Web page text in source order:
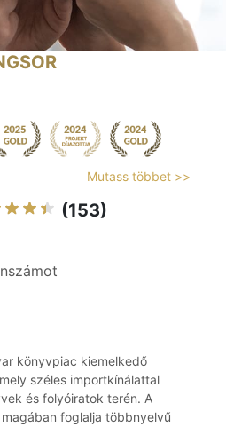
Mutass többet >>
(153)
könyvpiac kiemelkedő
széles importkínálattal
és folyóiratok terén. A
foglalja többnyelvű